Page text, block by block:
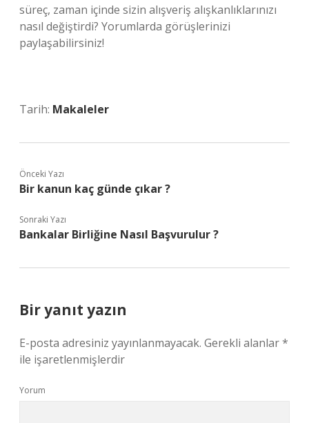
süreç, zaman içinde sizin alışveriş alışkanlıklarınızı
nasıl değiştirdi? Yorumlarda görüşlerinizi
paylaşabilirsiniz!
Tarih: Makaleler
Önceki Yazı
Bir kanun kaç günde çıkar ?
Sonraki Yazı
Bankalar Birliğine Nasıl Başvurulur ?
Bir yanıt yazın
E-posta adresiniz yayınlanmayacak. Gerekli alanlar*
ile işaretlenmişlerdir
Yorum